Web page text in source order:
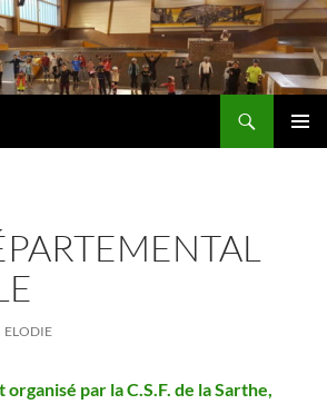
ELODIE
organisé par la C.S.F. de la Sarthe,